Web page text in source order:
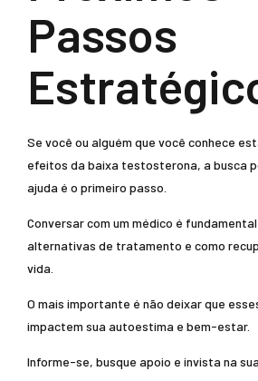
Passos
Se você ou alguém que você conhece
efeitos da baixa testosterona, a busca
ajuda é o primeiro passo.
Conversar com um médico é
alternativas de tratamento e como
vida.
O mais importante é não deixar que
impactem sua autoestima e bem-estar.
Informe-se, busque apoio e invista na